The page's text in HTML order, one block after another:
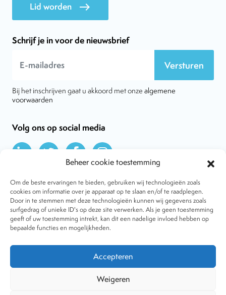
Beheer cookie toestemming
Om de beste ervaringen te bieden, gebruiken wij technologieën zoals
cookies om informatie over je apparaat op te slaan en/of te raadplegen.
Door in te stemmen met deze technologieën kunnen wij gegevens zoals
surfgedrag of unieke ID's op deze site verwerken. Als je geen toestemming
geeft of uw toestemming intrekt, kan dit een nadelige invloed hebben op
bepaalde functies en mogelijkheden.
Accepteren
Weigeren
Lid worden east
Schrijf je in voor de nieuwsbrief
Versturen
Bij het inschrijven gaat u akkoord met onze algemene
voorwaarden
Volg ons op social media
Over VtdK
Contact
Nieuws
Behandelwijzen
Dossiers
Tijdschrift